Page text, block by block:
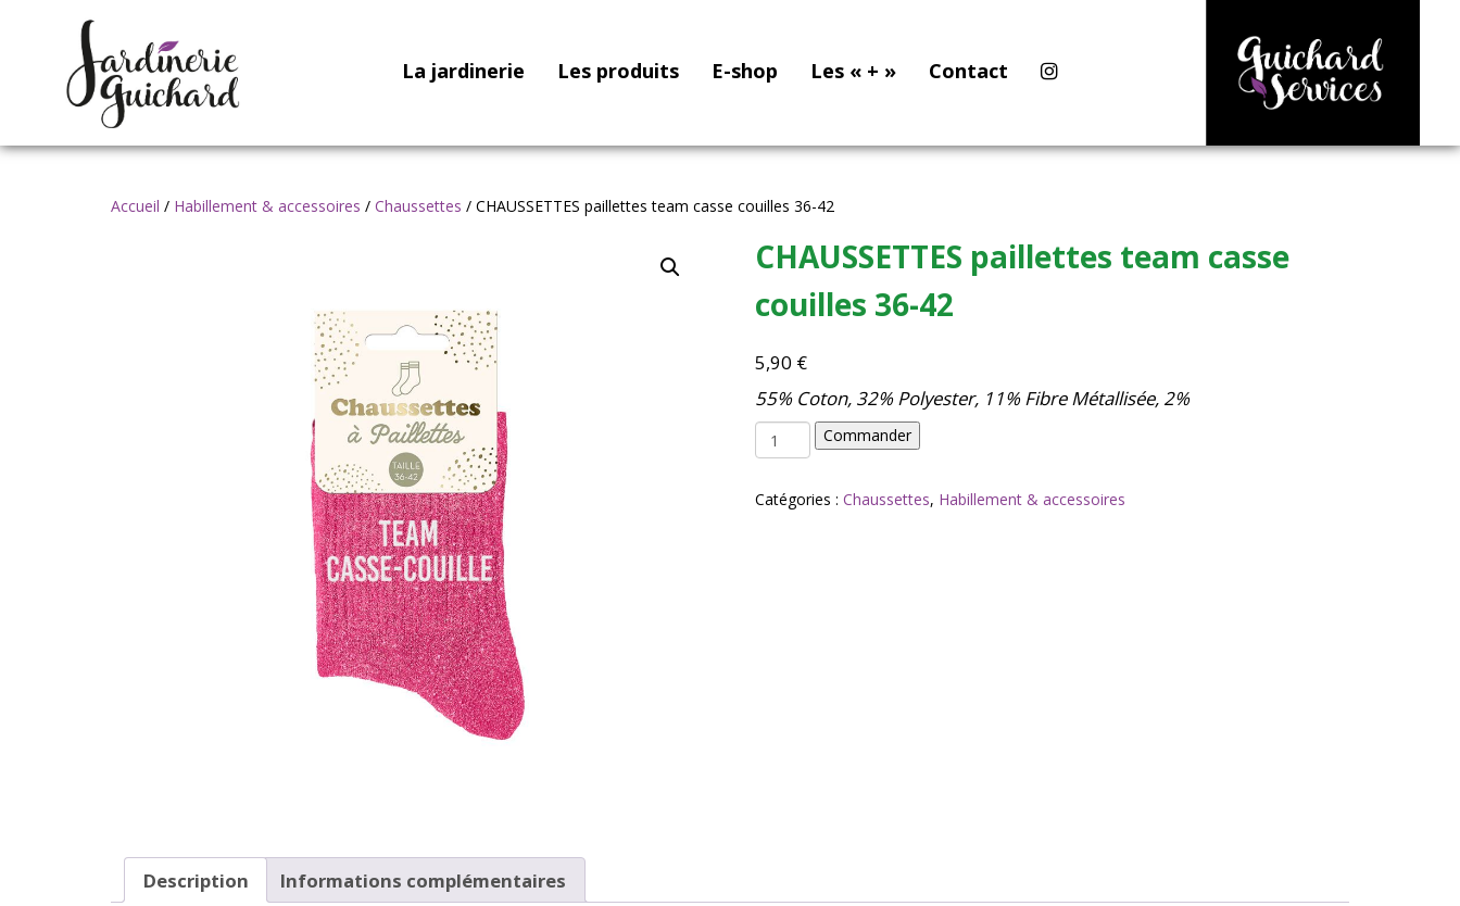
La jardinerie Les produits E-shop Les « + » Contact
Accueil / Habillement & accessoires / Chaussettes / CHAUSSETTES paillettes team casse couilles 36-42
CHAUSSETTES paillettes team casse
couilles 36-42
5,90 €
55% Coton, 32% Polyester, 11% Fibre Métallisée, 2%
quantité
de
paillettes
Commander
Catégories : Chaussettes, Habillement & accessoires
Description Informations complémentaires